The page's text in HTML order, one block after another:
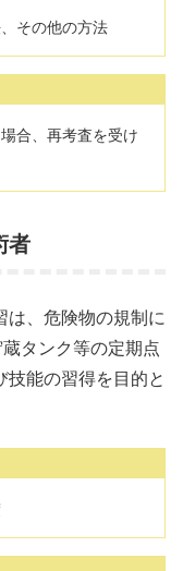
その他の方法
合、再考査を受け
者
は、危険物の規制に
タンク等の定期点
能の習得を目的と